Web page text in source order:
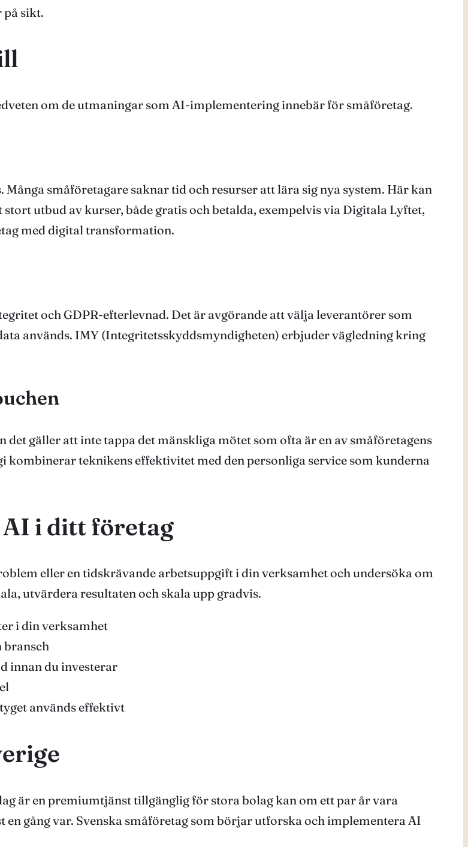
på sikt.
om de utmaningar som AI-implementering innebär för småföretag.
småföretagare saknar tid och resurser att lära sig nya system. Här kan
utbud av kurser, både gratis och betalda, exempelvis via Digitala Lyftet,
med digital transformation.
och GDPR-efterlevnad. Det är avgörande att välja leverantörer som
används. IMY (Integritetsskyddsmyndigheten) erbjuder vägledning kring
gäller att inte tappa det mänskliga mötet som ofta är en av småföretagens
teknikens effektivitet med den personliga service som kunderna
i ditt företag
eller en tidskrävande arbetsuppgift i din verksamhet och undersöka om
utvärdera resultaten och skala upp gradvis.
i din verksamhet
innan du investerar
används effektivt
är en premiumtjänst tillgänglig för stora bolag kan om ett par år vara
gång var. Svenska småföretag som börjar utforska och implementera AI